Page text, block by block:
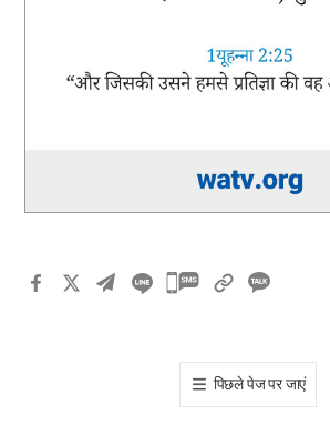
카
톡
공
पिछले पेज पर जाएं